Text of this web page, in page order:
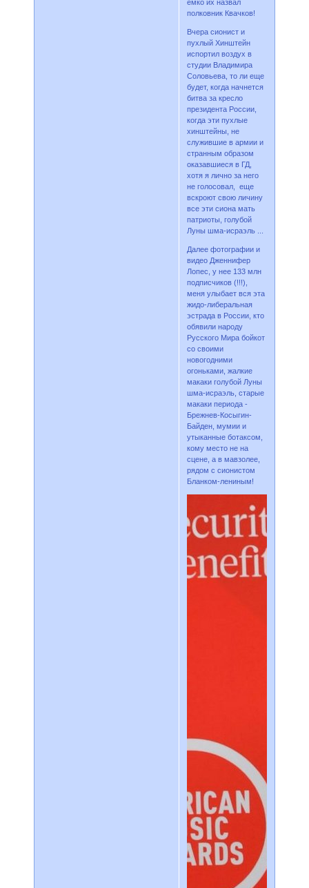
емко их назвал
полковник Квачков!
Вчера сионист и
пухлый Хинштейн
испортил воздух в
студии Владимира
Соловьева, то ли еще
будет, когда начнется
битва за кресло
президента России,
когда эти пухлые
хинштейны, не
служившие в армии и
странным образом
оказавшиеся в ГД,
хотя я лично за него
не голосовал, еще
вскроют свою личину
все эти сиона мать
патриоты, голубой
Луны шма-исраэль ...
Далее фотографии и
видео Дженнифер
Лопес, у нее 133 млн
подписчиков (!!!),
меня улыбает вся эта
жидо-либеральная
эстрада в России, кто
обявили народу
Русского Мира бойкот
со своими
новогодними
огоньками, жалкие
макаки голубой Луны
шма-исраэль, старые
макаки периода -
Брежнев-Косыгин-
Байден, мумии и
утыканные ботаксом,
кому место не на
сцене, а в мавзолее,
рядом с сионистом
Бланком-лениным!